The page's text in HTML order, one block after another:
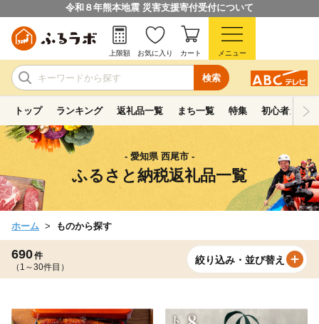
令和８年熊本地震 災害支援寄付受付について
検索
上限額 お気に入り カート メニュー
トップ ランキング 返礼品一覧 まち一覧 特集 初心者ガイド
- 愛知県 西尾市 -
ふるさと納税返礼品一覧
ホーム ものから探す
690件
（1～30件目）
絞り込み・並び替え